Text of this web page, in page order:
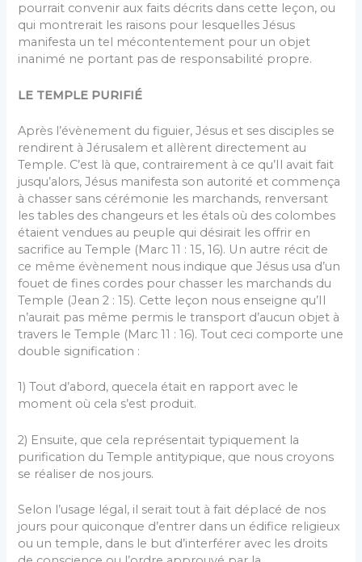
pourrait convenir aux faits décrits dans cette leçon, ou
qui montrerait les raisons pour lesquelles Jésus
manifesta un tel mécontentement pour un objet
inanimé ne portant pas de responsabilité propre.
LE TEMPLE PURIFIÉ
Après l’évènement du figuier, Jésus et ses disciples se
rendirent à Jérusalem et allèrent directement au
Temple. C’est là que, contrairement à ce qu’Il avait fait
jusqu’alors, Jésus manifesta son autorité et commença
à chasser sans cérémonie les marchands, renversant
les tables des changeurs et les étals où des colombes
étaient vendues au peuple qui désirait les offrir en
sacrifice au Temple (Marc 11 : 15, 16). Un autre récit de
ce même évènement nous indique que Jésus usa d’un
fouet de fines cordes pour chasser les marchands du
Temple (Jean 2 : 15). Cette leçon nous enseigne qu’Il
n’aurait pas même permis le transport d’aucun objet à
travers le Temple (Marc 11 : 16). Tout ceci comporte une
double signification :
1) Tout d’abord, quecela était en rapport avec le
moment où cela s’est produit.
2) Ensuite, que cela représentait typiquement la
purification du Temple antitypique, que nous croyons
se réaliser de nos jours.
Selon l’usage légal, il serait tout à fait déplacé de nos
jours pour quiconque d’entrer dans un édifice religieux
ou un temple, dans le but d’interférer avec les droits